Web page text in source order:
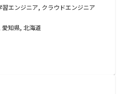
エンジニア, クラウドエンジニア
知県, 北海道